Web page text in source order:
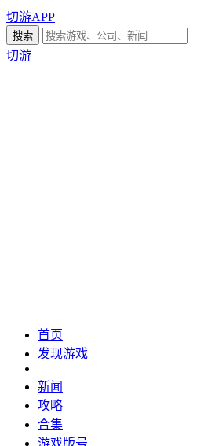
切游APP
切游
首页
发现游戏
新闻
攻略
合集
游戏版号